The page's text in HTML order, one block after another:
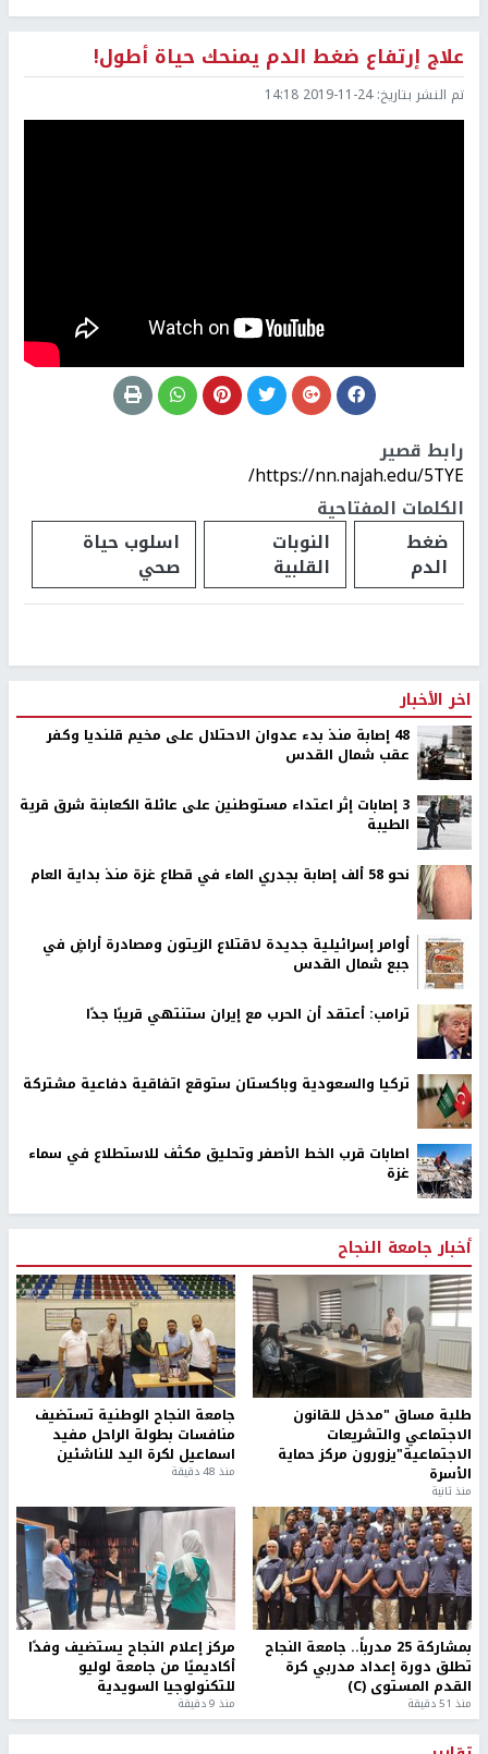
علاج إرتفاع ضغط الدم يمنحك حياة أطول!
تم النشر بتاريخ:2019-11-24 14:18
رابط قصير
https://nn.najah.edu/5TYE/
الكلمات المفتاحية
ضغط
الدم
النوبات
القلبية
اسلوب حياة
صحي
اخر الأخبار
48 إصابة منذ بدء عدوان الاحتلال على مخيم قلنديا وكفر
عقب شمال القدس
‏3 إصابات إثر اعتداء مستوطنين على عائلة الكعابنة شرق قرية
الطيبة
نحو 58 ألف إصابة بجدري الماء في قطاع غزة منذ بداية العام
أوامر إسرائيلية جديدة لاقتلاع الزيتون ومصادرة أراضٍ في
جبع شمال القدس
ترامب: أعتقد أن الحرب مع إيران ستنتهي قريبًا جدًا
تركيا والسعودية وباكستان ستوقع اتفاقية دفاعية مشتركة
اصابات قرب الخط الأصفر وتحليق مكثف للاستطلاع في سماء
غزة
أخبار جامعة النجاح
طلبة مساق "مدخل للقانون
الاجتماعي والتشريعات
الاجتماعية"يزورون مركز حماية
الأسرة
منذ ثانية
جامعة النجاح الوطنية تستضيف
منافسات بطولة الراحل مفيد
اسماعيل لكرة اليد للناشئين
منذ 48 دقيقة
بمشاركة 25 مدرباً.. جامعة النجاح
تطلق دورة إعداد مدربي كرة
القدم المستوى (C)
منذ 51 دقيقة
مركز إعلام النجاح يستضيف وفدًا
أكاديميًا من جامعة لوليو
للتكنولوجيا السويدية
منذ 9 دقيقة